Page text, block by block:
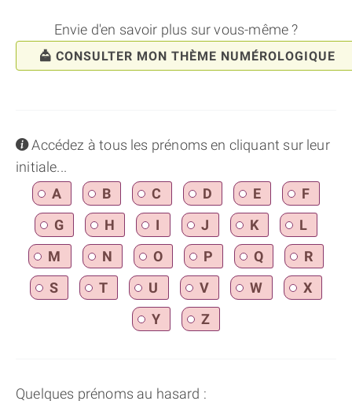
Envie d'en savoir plus sur vous-même ?
CONSULTER MON THÈME NUMÉROLOGIQUE
infoAccédez à tous les prénoms en cliquant sur leur
initiale...
A
B C D E
F
G
H I J K
L
M
N O P Q
R
S
T U V W
X
Y
Z
Quelques prénoms au hasard :